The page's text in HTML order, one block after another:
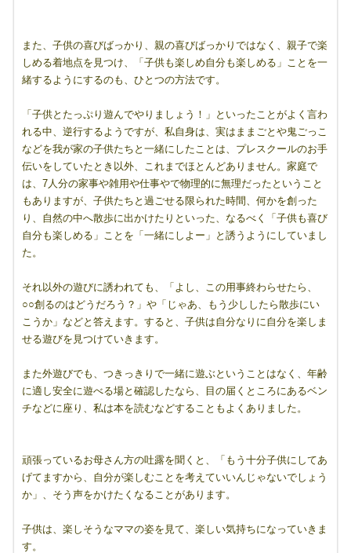
また、子供の喜びばっかり、親の喜びばっかりではなく、親子で楽
しめる着地点を見つけ、「子供も楽しめ自分も楽しめる」ことを一
緒するようにするのも、ひとつの方法です。
「子供とたっぷり遊んでやりましょう！」といったことがよく言わ
れる中、逆行するようですが、私自身は、実はままごとや鬼ごっこ
などを我が家の子供たちと一緒にしたことは、プレスクールのお手
伝いをしていたとき以外、これまでほとんどありません。家庭で
は、7人分の家事や雑用や仕事やで物理的に無理だったということ
もありますが、子供たちと過ごせる限られた時間、何かを創った
り、自然の中へ散歩に出かけたりといった、なるべく「子供も喜び
自分も楽しめる」ことを「一緒にしよー」と誘うようにしていまし
た。
それ以外の遊びに誘われても、「よし、この用事終わらせたら、
○○創るのはどうだろう？」や「じゃあ、もう少ししたら散歩にい
こうか」などと答えます。すると、子供は自分なりに自分を楽しま
せる遊びを見つけていきます。
また外遊びでも、つきっきりで一緒に遊ぶということはなく、年齢
に適し安全に遊べる場と確認したなら、目の届くところにあるベン
チなどに座り、私は本を読むなどすることもよくありました。
頑張っているお母さん方の吐露を聞くと、「もう十分子供にしてあ
げてますから、自分が楽しむことを考えていいんじゃないでしょう
か」、そう声をかけたくなることがあります。
子供は、楽しそうなママの姿を見て、楽しい気持ちになっていきま
す。